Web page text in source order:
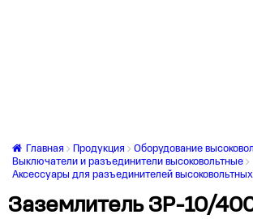
Главная Продукция
Оборудование
Выключатели и разъединители высоковольтные
Аксессуары для разъединителей
Заземлитель ЗР-10/